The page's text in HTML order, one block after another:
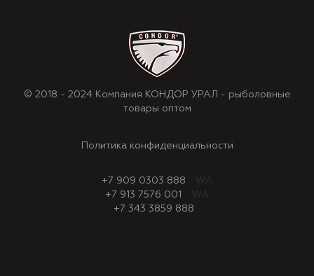
© 2018 - 2024 Компания КОНДОР УРАЛ - рыболовные
товары оптом
Политика конфиденциальности
+7 909 0303 888
WA
+7 913 7576 001
WA
+7 343 3859 888